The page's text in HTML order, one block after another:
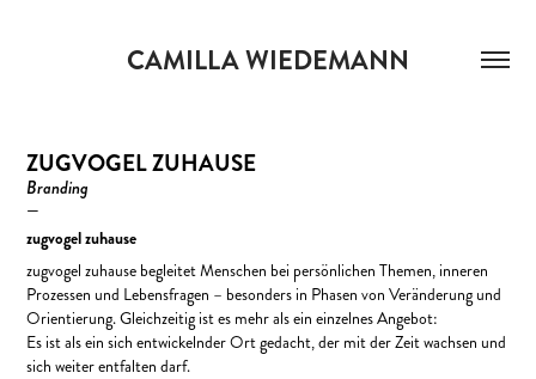
CAMILLA WIEDEMANN
ZUGVOGEL ZUHAUSE
Branding
—
zugvogel zuhause
zugvogel zuhause begleitet Menschen bei persönlichen Themen, inneren
Prozessen und Lebensfragen – besonders in Phasen von Veränderung und
Orientierung. Gleichzeitig ist es mehr als ein einzelnes Angebot:
Es ist als ein sich entwickelnder Ort gedacht, der mit der Zeit wachsen und
sich weiter entfalten darf.